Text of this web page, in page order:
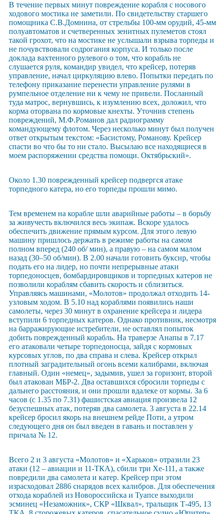
В течение первых минут повреждение корабля с носового
ходового мостика не заметили. По свидетельству старшего
помощника С.В.Домнина, от стрельбы 100-мм орудий, 45-мм
полуавтоматов и счетверенных зенитных пулеметов стоял
такой грохот, что на мостике не услышали взрыва торпеды и
не почувствовали содрогания корпуса. И только после
доклада вахтенного рулевого о том, что корабль не
слушается руля, командир увидел, что крейсер, потеряв
управление, начал циркуляцию влево. Попытки передать по
телефону приказание перенести управление рулями в
румпельное отделение ни к чему не привели. Посланный
туда матрос, вернувшись, к изумлению всех, доложил, что
корма оторвана по кормовые кнехты. Уточнив степень
повреждений, М.Ф.Романов дал радиограмму
командующему флотом. Через несколько минут был получен
ответ открытым текстом: «Басистому, Романову. Крейсер
спасти во что бы то ни стало. Высылаю все находящиеся в
моем распоряжении средства помощи. Октябрьский».
Около 1.30 поврежденный крейсер подвергся атаке
торпедного катера, но его торпеды прошли мимо.
Тем временем на корабле шли аварийные работы – в борьбу
за живучесть включился весь экипаж. Вскоре удалось
обеспечить движение прямым курсом. Для этого левую
машину пришлось держать в режиме работы на самом
полном вперед (240 об/ мин), а правую – на самом малом
назад (30–50 об/мин). В 2.00 начали готовить буксир, чтобы
подать его на лидер, но почти непрерывные атаки
торпедоносцев, бомбардировщиков и торпедных катеров не
позволили кораблям сбавить скорость и сблизиться.
Управляясь машинами, «Молотов» продолжал отходить 14-
узловым ходом. В 5.10 над кораблями появились наши
самолеты, через 30 минут в охранение крейсера и лидера
вступили 6 торпедных катеров. Однако противник, несмотря
на барражирующие истребители, не оставлял попыток
добить поврежденный корабль. На траверзе Анапы в 7.17
его атаковали четыре торпедоносца, зайдя с кормовых
курсовых углов, по два справа и слева. Крейсер открыл
плотный заградительный огонь всеми калибрами, включая
главный. Один «немец», задымив, ушел за горизонт, второй
был атакован МБР-2. Два оставшихся сбросили торпеды с
дальнего расстояния, и они прошли вдалеке от кормы. За 6
часов (с 1.35 по 7.31) фашистская авиация произвела 12
безуспешных атак, потеряв два самолета. 3 августа в 22.14
крейсер бросил якорь на внешнем рейде Поти, а утром
следующего дня он был введен в гавань и поставлен у
причала № 12.
Всего 2 и 3 августа «Молотов» и «Харьков» отразили 23
атаки (12 – авиации и 11-ТКА), сбили три Хе-111, а также
повредили два самолета и катер. Крейсер при этом
израсходовал 2886 снарядов всех калибров. Для обеспечения
отхода кораблей из Новороссийска и Туапсе выходили
эсминец «Незаможник», СКР «Шквал», тральщик Т-495, 13